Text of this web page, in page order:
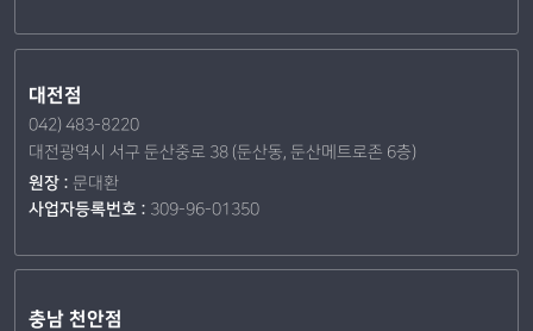
대전점
042) 483-8220
대전광역시 서구 둔산중로 38 (둔산동, 둔산메트로존 6층)
원장 : 문대환
사업자등록번호 : 309-96-01350
충남 천안점